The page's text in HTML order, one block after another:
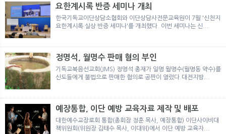
요한계시록 반증 세미나 개최
한국기독교이단상담소협회와 이단상담사전문교육원이 7월 '신천지
요한계시록 실상 반증 세미나'를 개최했다. 이번 세미나는 신...
정명석, 월명수 판매 혐의 부인
기독교복음선교회(JMS) 정명석 총재가 일명 월명수(월명동 약수)를
신도들에게 불법으로 판매한 혐의로 공판이 열렸다.대전지방...
예장통합, 이단 예방 교육자료 제작 및 배포
대한예수교장로회 통합(총회장 정훈 목사, 예장통합) 이단사이비대
책위원회(위원장 김태수 목사, 이대위)에서 이단 예방 교육자...